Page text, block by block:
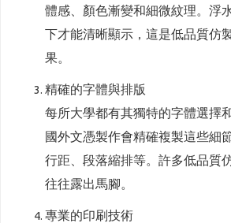
體感、顏色漸變和細微紋理。浮
下才能清晰顯示，這是低品質仿
果。
精確的字體與排版
每所大學都有其獨特的字體選擇
國外文憑製作會精確複製這些細
行距、段落縮排等。許多低品質
往往露出馬腳。
專業的印刷技術